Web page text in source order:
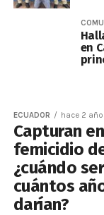
en
ECUADOR hace 2
Capturan
femicidio
¿cuándo
cuántos
darían?